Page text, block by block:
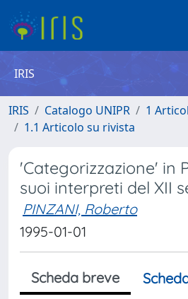
IRIS
IRIS Catalogo UNIPR
1
1.1 Articolo su rivista
'Categorizzazione' in
suoi interpreti del XII
PINZANI, Roberto
1995-01-01
Scheda breve